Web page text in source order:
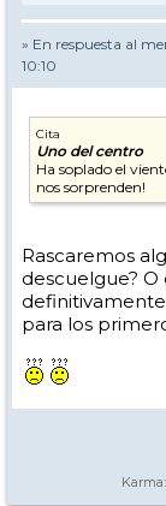
» En respuesta al
10:10
Cita
Uno del centro
Ha soplado el
nos sorprenden!
Rascaremos
descuelgue?
para los
Karma: